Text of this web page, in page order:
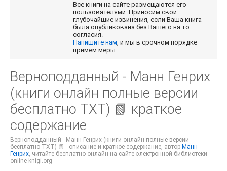
Все книги на сайте размещаются его
пользователями. Приносим свои
глубочайшие извинения, если Ваша книга
была опубликована без Вашего на то
согласия.
Напишите нам, и мы в срочном порядке
примем меры.
Верноподданный - Манн Генрих
(книги онлайн полные версии
бесплатно TXT) 📗 краткое
содержание
Верноподданный - Манн Генрих (книги онлайн полные версии
бесплатно TXT) 📗 - описание и краткое содержание, автор Манн
Генрих, читайте бесплатно онлайн на сайте электронной библиотеки
online-knigi.org